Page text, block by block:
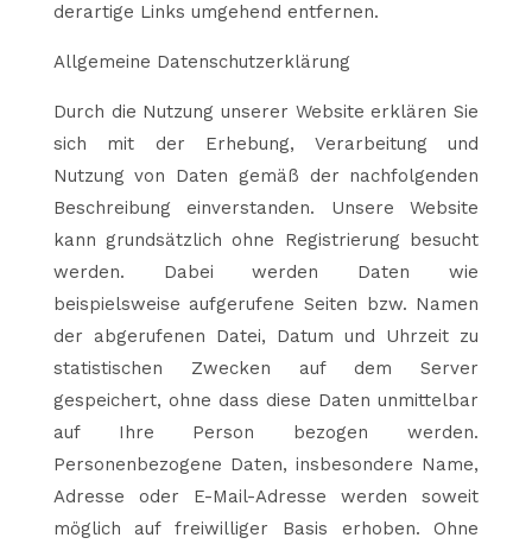
derartige Links umgehend entfernen.
Allgemeine Datenschutzerklärung
Durch die Nutzung unserer Website erklären Sie
sich mit der Erhebung, Verarbeitung und
Nutzung von Daten gemäß der nachfolgenden
Beschreibung einverstanden. Unsere Website
kann grundsätzlich ohne Registrierung besucht
werden. Dabei werden Daten wie
beispielsweise aufgerufene Seiten bzw. Namen
der abgerufenen Datei, Datum und Uhrzeit zu
statistischen Zwecken auf dem Server
gespeichert, ohne dass diese Daten unmittelbar
auf Ihre Person bezogen werden.
Personenbezogene Daten, insbesondere Name,
Adresse oder E-Mail-Adresse werden soweit
möglich auf freiwilliger Basis erhoben. Ohne